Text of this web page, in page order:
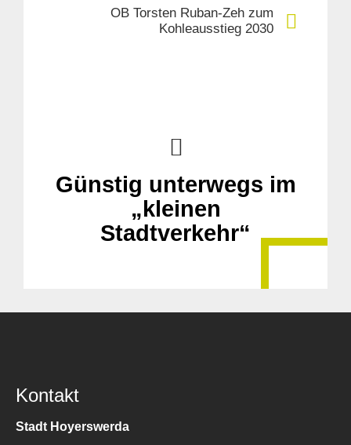
OB Torsten Ruban-Zeh zum
Kohleausstieg 2030
Günstig unterwegs im
„kleinen
Stadtverkehr“
Kontakt
Stadt Hoyerswerda